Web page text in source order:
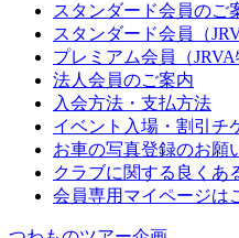
スタンダード会員のご
スタンダード会員（
プレミアム会員（
法人会員のご案内
入会方法・支払方法
イベント入場・割引チ
お車の写真登録のお願
クラブに関する良くあ
会員専用マイページは